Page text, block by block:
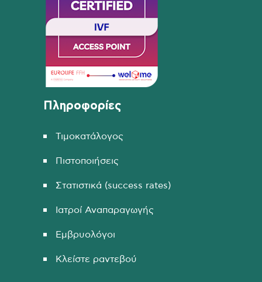
Πληροφορίες
Τιμοκατάλογος
Πιστοποιήσεις
Στατιστικά (success rates)
Ιατροί Αναπαραγωγής
Εμβρυολόγοι
Κλείστε ραντεβού